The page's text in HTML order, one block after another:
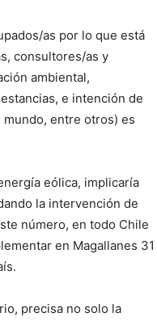
as por lo que está
consultores/as y
ambiental,
e intención de
entre otros) es
eólica, implicaría
la intervención de
número, en todo Chile
en Magallanes 31
precisa no solo la